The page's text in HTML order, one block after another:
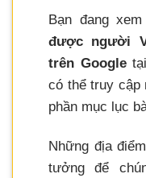
Bạn đang
được người
trên Googletại
có thể truy cập
phần mục lục
Những địa
tưởng để